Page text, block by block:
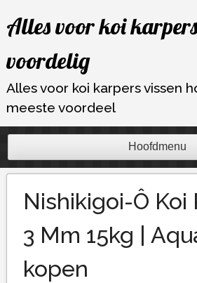
naar
inhoud
Alles voor koi
voordelig
Alles voor koi karpers vissen
meeste voordeel
Hoofdmenu
Nishikigoi-Ô Koi
3 Mm 15kg |
kopen